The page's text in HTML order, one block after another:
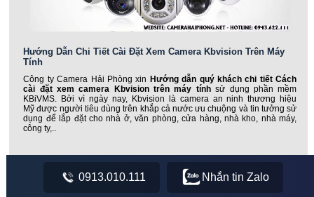
Hướng Dẫn Chi Tiết Cài Đặt Xem Camera Kbvision Trên Máy
Tính
Công ty Camera Hải Phòng xin Hướng dẫn quý khách chi tiết Cách
cài đặt xem camera Kbvision trên máy tínhsử dụng phần mềm
KBiVMS. Bởi vì ngày nay, Kbvision là camera an ninh thương hiệu
Mỹ được người tiêu dùng trên khắp cả nước ưu chuộng và tin tưởng sử
dụng để lắp đặt cho nhà ở, văn phòng, cửa hàng, nhà kho, nhà máy,
công ty,..
0913.010.111 Nhắn tin Zalo